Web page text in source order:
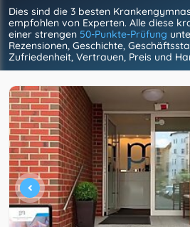
Dies sind die 3 besten
empfohlen von Experten. Alle diese
einer strengen 50-Punkte-Prüfung
Rezensionen, Geschichte,
Zufriedenheit, Vertrauen, Preis und